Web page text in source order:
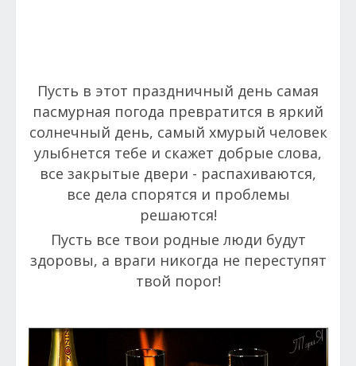
Пусть в этот праздничный день самая
пасмурная погода превратится в яркий
солнечный день, самый хмурый человек
улыбнется тебе и скажет добрые слова,
все закрытые двери - распахиваются,
все дела спорятся и проблемы
решаются!
Пусть все твои родные люди будут
здоровы, а враги никогда не переступят
твой порог!